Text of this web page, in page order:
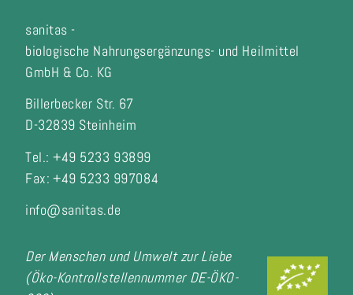
sanitas -
biologische Nahrungsergänzungs- und Heilmittel
GmbH & Co. KG
Billerbecker Str. 67
D-32839 Steinheim
Tel.: +49 5233 93899
Fax: +49 5233 997084
info@sanitas.de
Der Menschen und Umwelt zur Liebe
(Öko-Kontrollstellennummer DE-ÖKO-